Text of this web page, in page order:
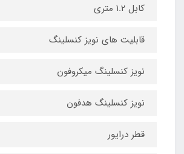
کابل 1.2 متری
قابلیت های نویز کنسلینگ
نویز کنسلینگ میکروفون
نویز کنسلینگ هدفون
قطر درایور